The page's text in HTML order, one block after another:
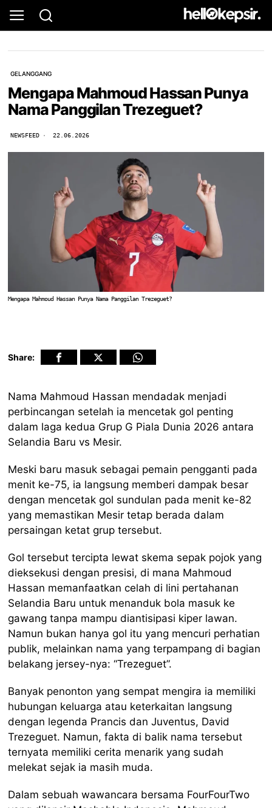
GELANGGANG
Mengapa Mahmoud Hassan Punya
Nama Panggilan Trezeguet?
NEWSFEED 22.06.2026
Mengapa Mahmoud Hassan Punya Nama Panggilan Trezeguet?
Share:
Nama Mahmoud Hassan mendadak menjadi
perbincangan setelah ia mencetak gol penting
dalam laga kedua Grup G Piala Dunia 2026 antara
Selandia Baru vs Mesir.
Meski baru masuk sebagai pemain pengganti pada
menit ke-75, ia langsung memberi dampak besar
dengan mencetak gol sundulan pada menit ke-82
yang memastikan Mesir tetap berada dalam
persaingan ketat grup tersebut.
Gol tersebut tercipta lewat skema sepak pojok yang
dieksekusi dengan presisi, di mana Mahmoud
Hassan memanfaatkan celah di lini pertahanan
Selandia Baru untuk menanduk bola masuk ke
gawang tanpa mampu diantisipasi kiper lawan.
Namun bukan hanya gol itu yang mencuri perhatian
publik, melainkan nama yang terpampang di bagian
belakang jersey-nya: “Trezeguet”.
Banyak penonton yang sempat mengira ia memiliki
hubungan keluarga atau keterkaitan langsung
dengan legenda Prancis dan Juventus, David
Trezeguet. Namun, fakta di balik nama tersebut
ternyata memiliki cerita menarik yang sudah
melekat sejak ia masih muda.
Dalam sebuah wawancara bersama FourFourTwo